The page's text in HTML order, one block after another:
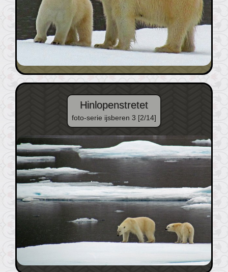
Hinlopenstretet
foto-serie ijsberen 3 [2/14]